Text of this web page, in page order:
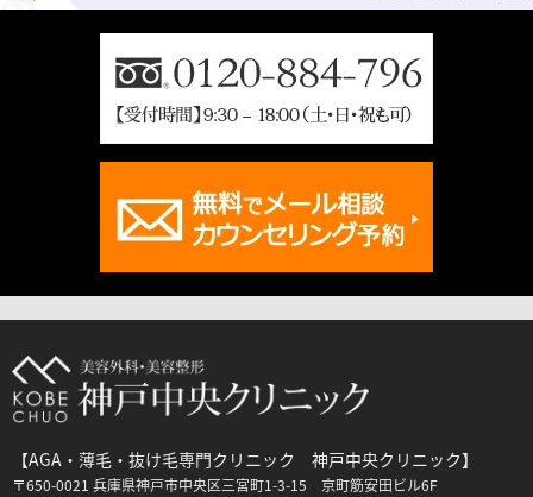
【AGA・薄毛・抜け毛専門クリニック 神戸中央クリニック】
〒650-0021 兵庫県神戸市中央区三宮町1-3-15 京町筋安田ビル6F